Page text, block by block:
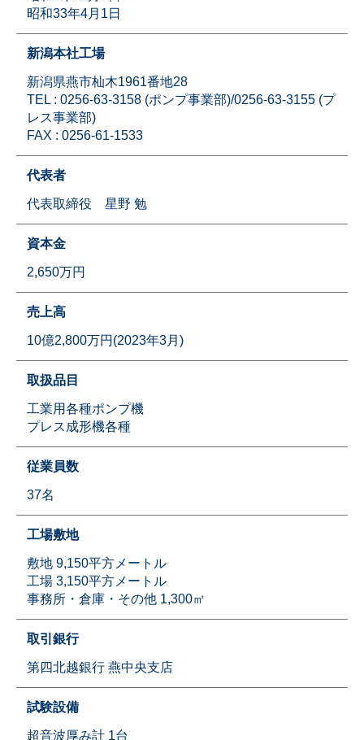
昭和33年4月1日
新潟本社工場
新潟県燕市杣木1961番地28
TEL : 0256-63-3158 (ポンプ事業部)/0256-63-3155 (プ
レス事業部)
FAX : 0256-61-1533
代表者
代表取締役 星野 勉
資本金
2,650万円
売上高
10億2,800万円(2023年3月)
取扱品目
工業用各種ポンプ機
プレス成形機各種
従業員数
37名
工場敷地
敷地 9,150平方メートル
工場 3,150平方メートル
事務所・倉庫・その他 1,300㎡
取引銀行
第四北越銀行 燕中央支店
試験設備
超音波厚み計 1台